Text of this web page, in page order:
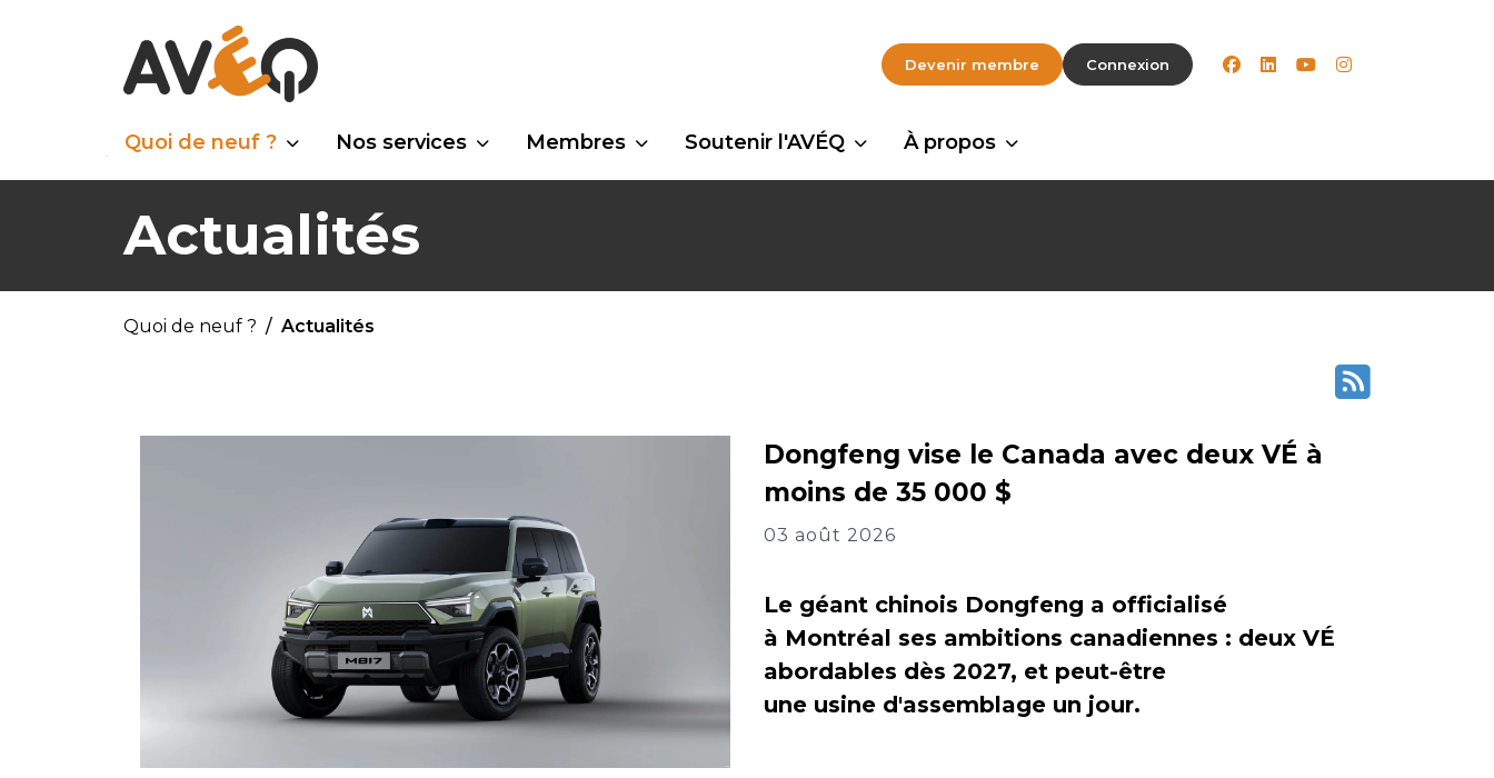
Devenir membre Connexion facebook
linkedinyoutubeinstagram
Quoi de neuf ? Nos services Membres Soutenir l'AVÉQ À propos
Actualités
Quoi de neuf ? Actualités
Dongfeng vise le Canada avec deux VÉ à
moins de 35 000 $
03 août 2026
Le géant chinois Dongfeng a officialisé
à Montréal ses ambitions canadiennes : deux VÉ
abordables dès 2027, et peut-être
une usine d'assemblage un jour.